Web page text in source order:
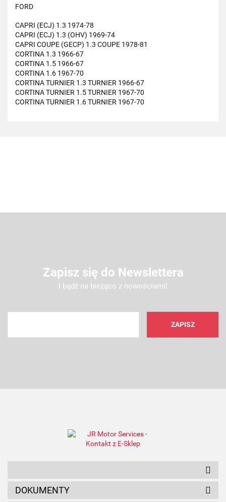
FORD
CAPRI (ECJ) 1.3 1974-78
CAPRI (ECJ) 1.3 (OHV) 1969-74
CAPRI COUPE (GECP) 1.3 COUPE 1978-81
CORTINA 1.3 1966-67
CORTINA 1.5 1966-67
CORTINA 1.6 1967-70
CORTINA TURNIER 1.3 TURNIER 1966-67
CORTINA TURNIER 1.5 TURNIER 1967-70
CORTINA TURNIER 1.6 TURNIER 1967-70
Zapisz się do Newslettera
I bądź na bieżąco z nowościami!
DOKUMENTY